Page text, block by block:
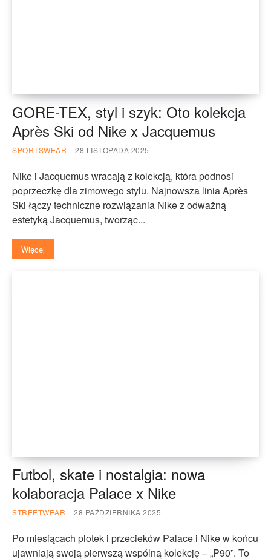
GORE-TEX, styl i szyk: Oto kolekcja
Après Ski od Nike x Jacquemus
SPORTSWEAR 28 LISTOPADA 2025
Nike i Jacquemus wracają z kolekcją, która podnosi
poprzeczkę dla zimowego stylu. Najnowsza linia Après
Ski łączy techniczne rozwiązania Nike z odważną
estetyką Jacquemus, tworząc...
Więcej
Futbol, skate i nostalgia: nowa
kolaboracja Palace x Nike
STREETWEAR 28 PAŹDZIERNIKA 2025
Po miesiącach plotek i przecieków Palace i Nike w końcu
ujawniają swoją pierwszą wspólną kolekcję – „P90”. To